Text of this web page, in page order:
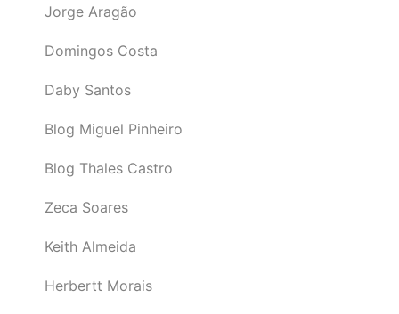
Jorge Aragão
Domingos Costa
Daby Santos
Blog Miguel Pinheiro
Blog Thales Castro
Zeca Soares
Keith Almeida
Herbertt Morais